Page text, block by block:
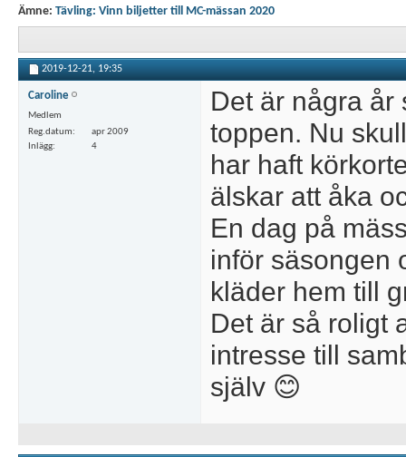
Ämne: Tävling: Vinn biljetter till MC-mässan 2020
2019-12-21, 19:35
Caroline
Medlem
Reg.datum
apr 2009
Inlägg
4
Det är några år
toppen. Nu
har haft
älskar att åka
En dag på
inför säsongen
kläder hem till
Det är så roligt
intresse till
själv 😊